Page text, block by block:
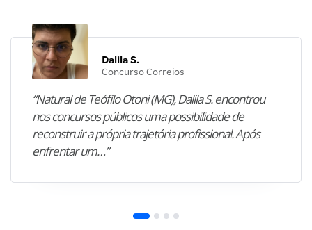
Dalila S.
Concurso Correios
“Natural de Teófilo Otoni (MG), Dalila S. encontrou
nos concursos públicos uma possibilidade de
reconstruir a própria trajetória profissional. Após
enfrentar um…”